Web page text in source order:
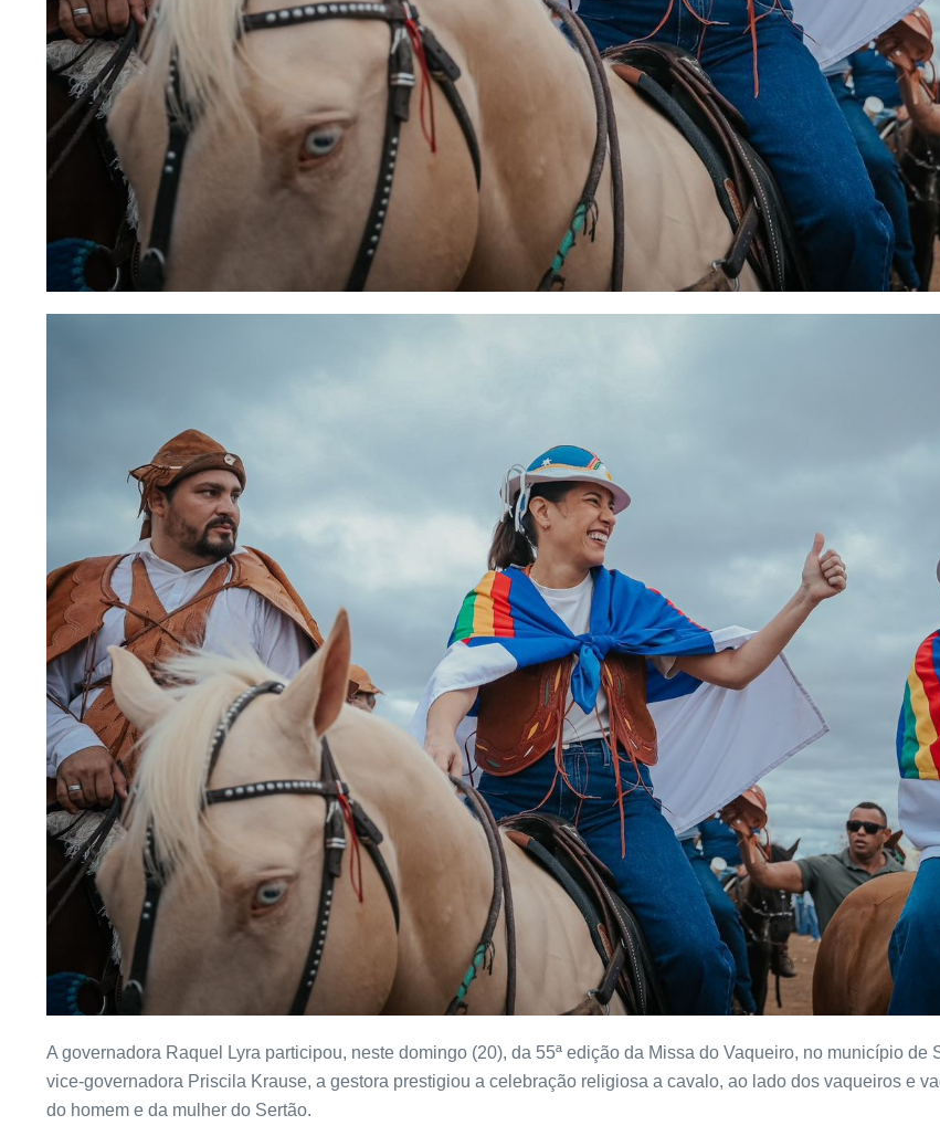
A governadora Raquel Lyra participou, neste domingo (20), da 55ª edição da Missa do Vaqueiro, no município
vice-governadora Priscila Krause, a gestora prestigiou a celebração religiosa a cavalo, ao lado dos vaqueiros e
do homem e da mulher do Sertão.